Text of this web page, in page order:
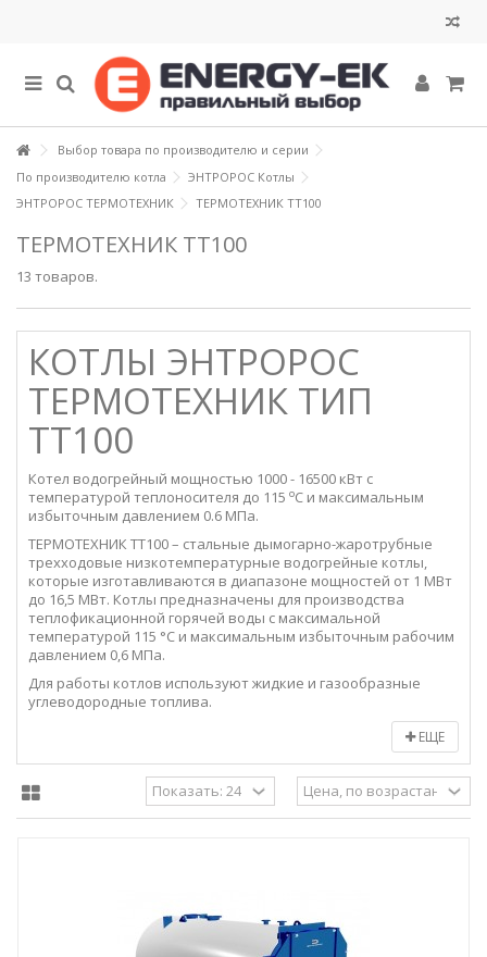
Выбор товара по производителю и серии
По производителю котла
ЭНТРОРОС Котлы
ЭНТРОРОС ТЕРМОТЕХНИК
ТЕРМОТЕХНИК ТТ100
ТЕРМОТЕХНИК ТТ100
13 товаров.
КОТЛЫ ЭНТРОРОС
ТЕРМОТЕХНИК ТИП
ТТ100
Котел водогрейный мощностью 1000 - 16500 кВт с
температурой теплоносителя до 115 оС и максимальным
избыточным давлением 0.6 МПа.
ТЕРМОТЕХНИК ТТ100 – стальные дымогарно-жаротрубные
трехходовые низкотемпературные водогрейные котлы,
которые изготавливаются в диапазоне мощностей от 1 МВт
до 16,5 МВт. Котлы предназначены для производства
теплофикационной горячей воды с максимальной
температурой 115 °С и максимальным избыточным рабочим
давлением 0,6 МПа.
Для работы котлов используют жидкие и газообразные
углеводородные топлива.
ЕЩЕ